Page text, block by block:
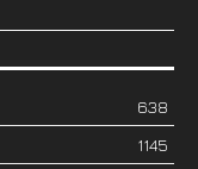
638
1145